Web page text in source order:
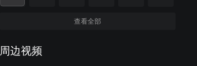
查看全部
周边视频